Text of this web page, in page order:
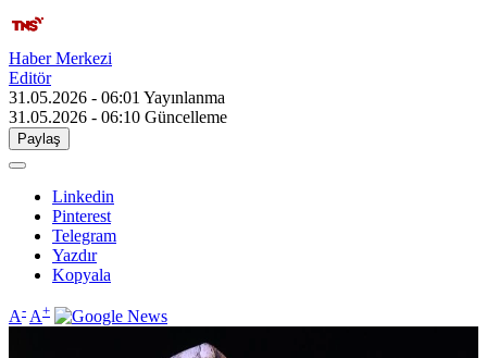
Haber Merkezi
Editör
31.05.2026 - 06:01 Yayınlanma
31.05.2026 - 06:10 Güncelleme
Paylaş
Linkedin
Pinterest
Telegram
Yazdır
Kopyala
A- A+